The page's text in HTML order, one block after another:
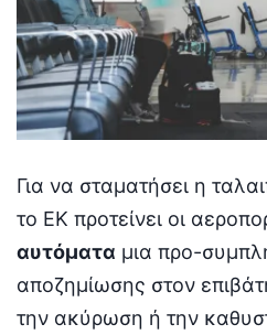
Για να σταματήσει η
το ΕΚ προτείνει οι
αυτόματα μια προ-
αποζημίωσης στον
την ακύρωση ή την